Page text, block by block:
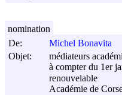
De:
Michel Bonavita
Objet:
médiateurs
à compter du 1er
renouvelable
Académie de
nomination